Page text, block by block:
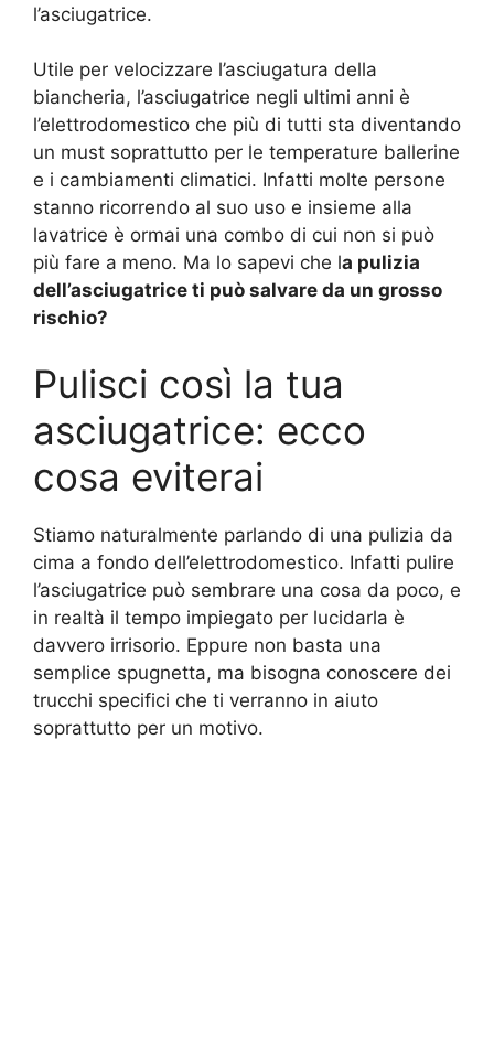
l’asciugatrice.
Utile per velocizzare l’asciugatura della
biancheria, l’asciugatrice negli ultimi anni è
l’elettrodomestico che più di tutti sta diventando
un must soprattutto per le temperature ballerine
e i cambiamenti climatici. Infatti molte persone
stanno ricorrendo al suo uso e insieme alla
lavatrice è ormai una combo di cui non si può
più fare a meno. Ma lo sapevi che la pulizia
dell’asciugatrice ti può salvare da un grosso
rischio?
Pulisci così la tua
asciugatrice: ecco
cosa eviterai
Stiamo naturalmente parlando di una pulizia da
cima a fondo dell’elettrodomestico. Infatti pulire
l’asciugatrice può sembrare una cosa da poco, e
in realtà il tempo impiegato per lucidarla è
davvero irrisorio. Eppure non basta una
semplice spugnetta, ma bisogna conoscere dei
trucchi specifici che ti verranno in aiuto
soprattutto per un motivo.